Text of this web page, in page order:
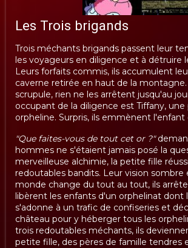
Les Trois brigands
Trois méchants brigands passent leur
les voyageurs en diligence et à détruire
Leurs forfaits commis, ils accumulent
caverne retirée en haut de la
scrupule, rien ne les arrêtent jusqu'au
occupant de la diligence est Tiffany,
orpheline. Surpris, ils emmènent l'enfant
"Que faites-vous de tout cet or ?"
hommes ne s'étaient jamais posé la
merveilleuse alchimie, la petite fille
redoutables bandits. Leur vision sombre
monde change du tout au tout, ils
libèrent les enfants d'un orphelinat dont
s'adonne à un trafic de confiseries et
château pour y héberger tous les
trois redoutables méchants, ils
petite fille, des pères de famille tendres